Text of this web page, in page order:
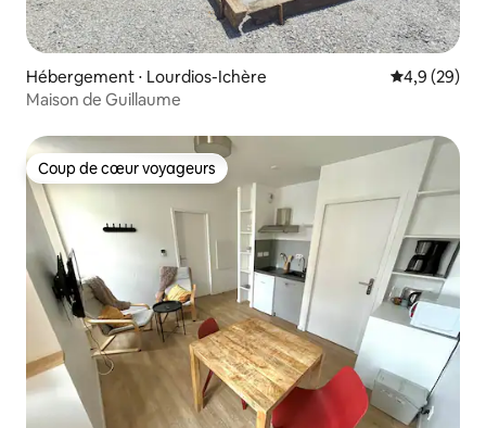
Hébergement ⋅ Lourdios-Ichère Évaluation
4,9 (29)
Maison de Guillaume
Coup de cœur voyageurs
Coup de cœur voyageurs